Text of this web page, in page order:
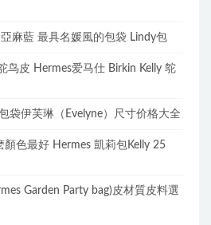
麻藍 最具名媛風的包袋 Lindy包
鸟皮 Hermes爱马仕 Birkin Kelly 鸵
袋伊芙琳（Evelyne）尺寸价格大全
色最好 Hermes 凱莉包Kelly 25
Garden Party bag)皮材質皮料選